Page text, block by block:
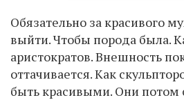
Обязательно за красивого
выйти. Чтобы порода была.
аристократов. Внешность
оттачивается. Как
быть красивыми. Они потом